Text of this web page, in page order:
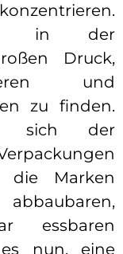
in der
Druck,
und
zu finden.
sich der
die Marken
essbaren
nun, eine